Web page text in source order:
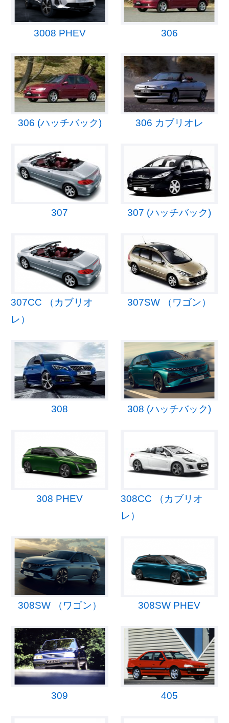
3008 PHEV 306
306 (ハッチバック) 306 カブリオレ
307 307 (ハッチバック)
307CC （カブリオ
レ）
307SW （ワゴン）
308 308 (ハッチバック)
308 PHEV
308CC （カブリオ
レ）
308SW （ワゴン） 308SW PHEV
309 405